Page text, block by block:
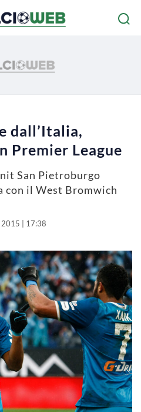
dall’Italia,
Premier League
San Pietroburgo
con il West Bromwich
2015 | 17:38